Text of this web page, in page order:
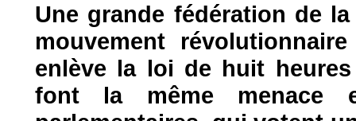
Une grande fédération de
mouvement
enlève la loi de huit
font la même menace